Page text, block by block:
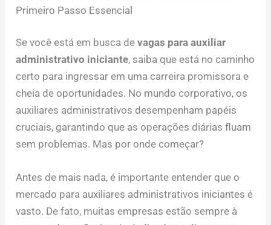
Primeiro Passo Essencial
Se você está em busca devagas para auxiliar
administrativo iniciante, saiba que está no caminho
certo para ingressar em uma carreira promissora e
cheia de oportunidades. No mundo corporativo, os
auxiliares administrativos desempenham papéis
cruciais, garantindo que as operações diárias fluam
sem problemas. Mas por onde começar?
Antes de mais nada, é importante entender que o
mercado para auxiliares administrativos iniciantes é
vasto. De fato, muitas empresas estão sempre à